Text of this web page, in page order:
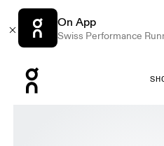
On App
Swiss Performance